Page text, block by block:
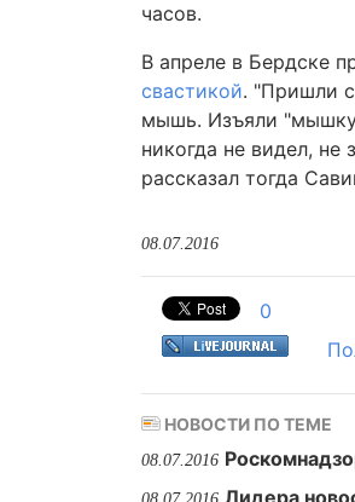
часов.
В апреле в Бердске
свастикой. "Пришли
мышь. Изъяли
никогда не видел,
рассказал тогда
08.07.2016
0
НОВОСТИ ПО ТЕМЕ
08.07.2016
Лидера